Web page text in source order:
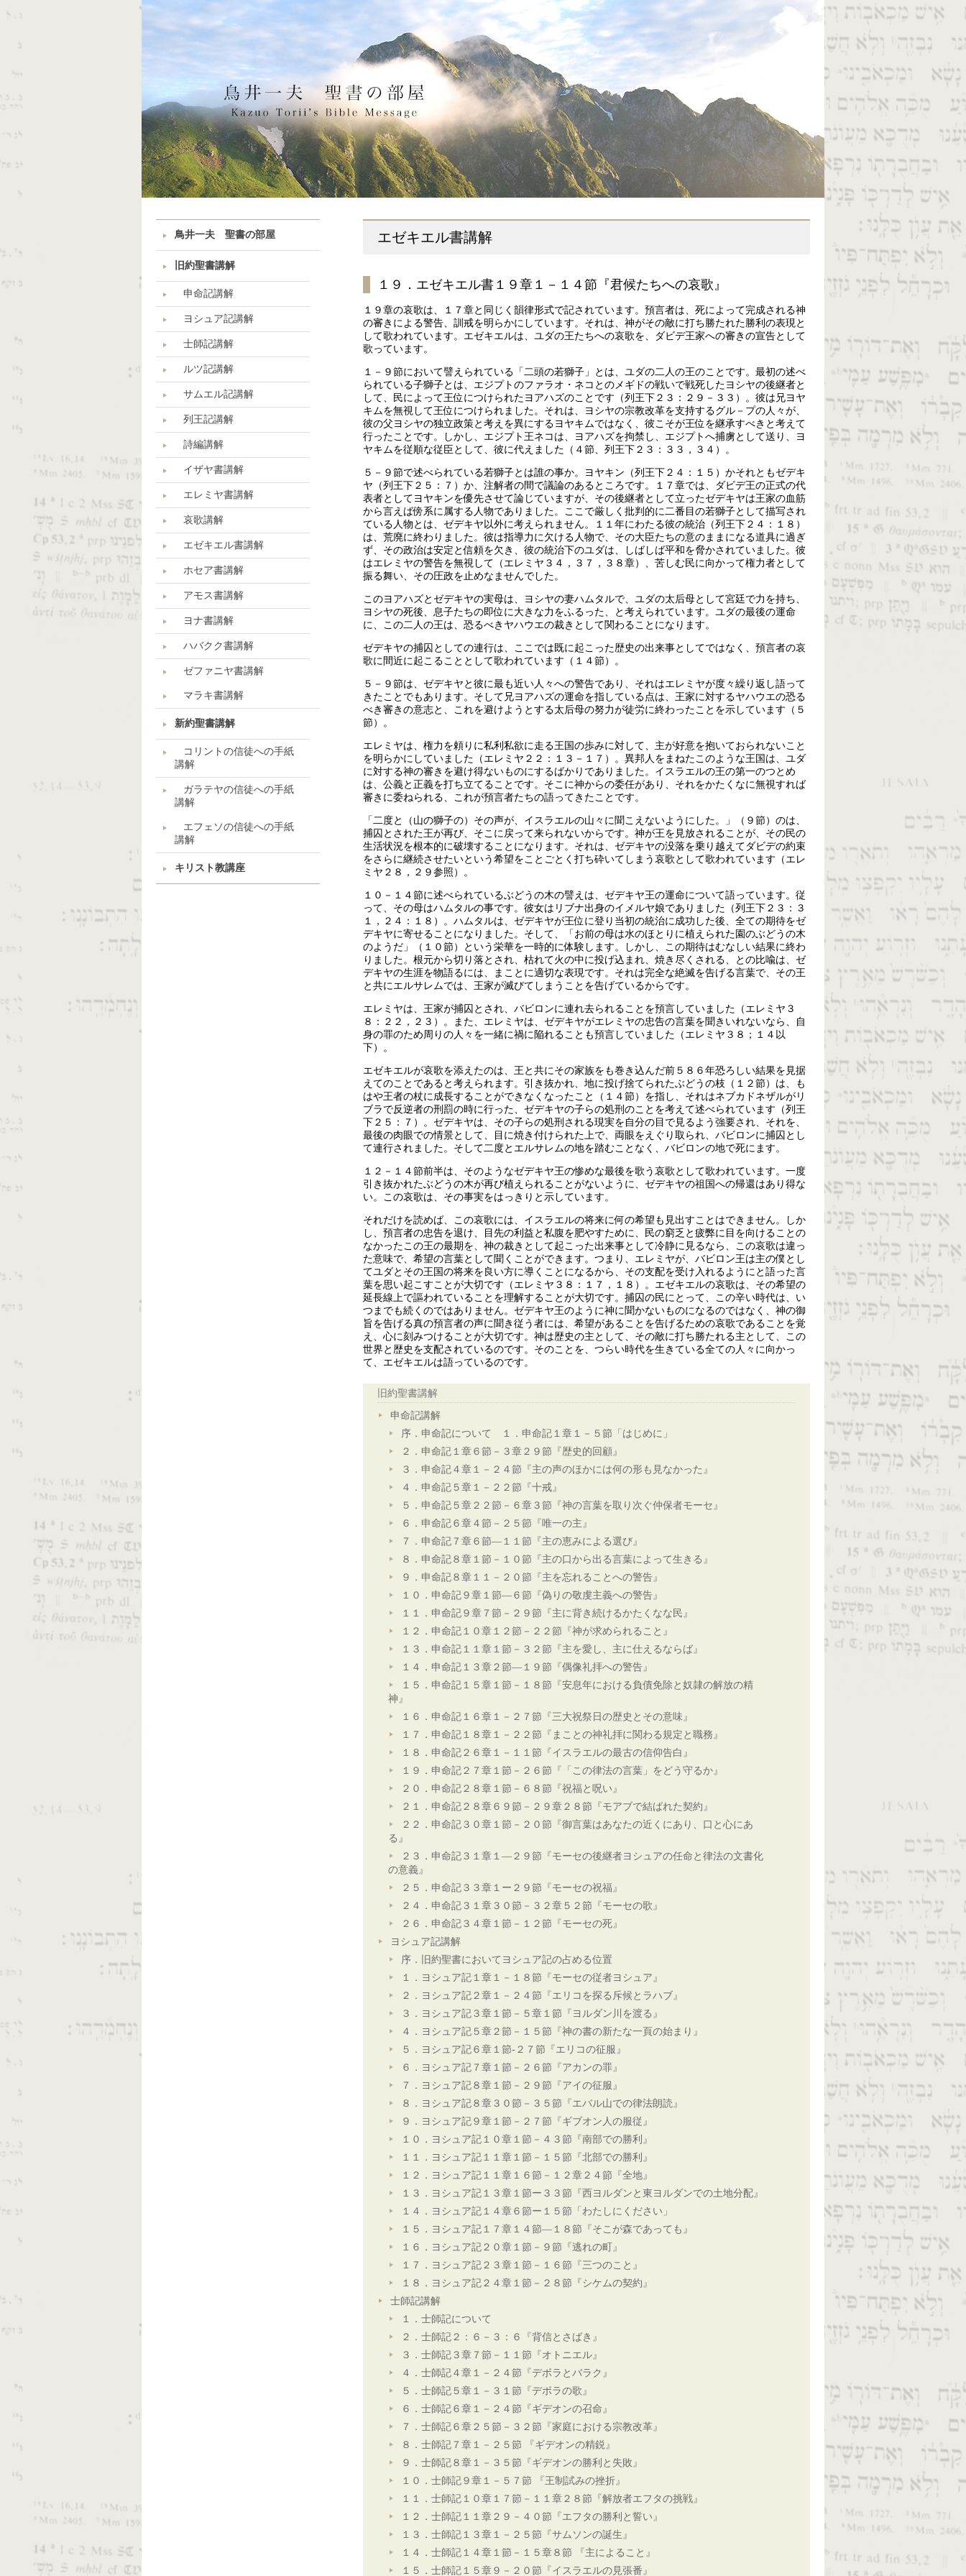
鳥井一夫 聖書の部屋
旧約聖書講解
申命記講解
ヨシュア記講解
士師記講解
ルツ記講解
サムエル記講解
列王記講解
詩編講解
イザヤ書講解
エレミヤ書講解
哀歌講解
エゼキエル書講解
ホセア書講解
アモス書講解
ヨナ書講解
ハバクク書講解
ゼファニヤ書講解
マラキ書講解
新約聖書講解
コリントの信徒への手紙
講解
ガラテヤの信徒への手紙
講解
エフェソの信徒への手紙
講解
キリスト教講座
エゼキエル書講解
１９．エゼキエル書１９章１－１４節『君候たちへの哀歌』
１９章の哀歌は、１７章と同じく韻律形式で記されています。預言者は、死によって完成される神
の審きによる警告、訓戒を明らかにしています。それは、神がその敵に打ち勝たれた勝利の表現と
して歌われています。エゼキエルは、ユダの王たちへの哀歌を、ダビデ王家への審きの宣告として
歌っています。
１－９節において譬えられている「二頭の若獅子」とは、ユダの二人の王のことです。最初の述べ
られている子獅子とは、エジプトのファラオ・ネコとのメギドの戦いで戦死したヨシヤの後継者と
して、民によって王位につけられたヨアハズのことです（列王下２３：２９－３３）。彼は兄ヨヤ
キムを無視して王位につけられました。それは、ヨシヤの宗教改革を支持するグル－プの人々が、
彼の父ヨシヤの独立政策と考えを異にするヨヤキムではなく、彼こそが王位を継承すべきと考えて
行ったことです。しかし、エジプト王ネコは、ヨアハズを拘禁し、エジプトへ捕虜として送り、ヨ
ヤキムを従順な従臣として、彼に代えました（４節、列王下２３：３３，３４）。
５－９節で述べられている若獅子とは誰の事か。ヨヤキン（列王下２４：１５）かそれともゼデキ
ヤ（列王下２５：７）か、注解者の間で議論のあるところです。１７章では、ダビデ王の正式の代
表者としてヨヤキンを優先させて論じていますが、その後継者として立ったゼデキヤは王家の血筋
から言えば傍系に属する人物でありました。ここで厳しく批判的に二番目の若獅子として描写され
ている人物とは、ゼデキヤ以外に考えられません。１１年にわたる彼の統治（列王下２４：１８）
は、荒廃に終わりました。彼は指導力に欠ける人物で、その大臣たちの意のままになる道具に過ぎ
ず、その政治は安定と信頼を欠き、彼の統治下のユダは、しばしば平和を脅かされていました。彼
はエレミヤの警告を無視して（エレミヤ３４，３７，３８章）、苦しむ民に向かって権力者として
振る舞い、その圧政を止めなませんでした。
このヨアハズとゼデキヤの実母は、ヨシヤの妻ハムタルで、ユダの太后母として宮廷で力を持ち、
ヨシヤの死後、息子たちの即位に大きな力をふるった、と考えられています。ユダの最後の運命
に、この二人の王は、恐るべきヤハウエの裁きとして関わることになります。
ゼデキヤの捕囚としての連行は、ここでは既に起こった歴史の出来事としてではなく、預言者の哀
歌に間近に起こることとして歌われています（１４節）。
５－９節は、ゼデキヤと彼に最も近い人々への警告であり、それはエレミヤが度々繰り返し語って
きたことでもあります。そして兄ヨアハズの運命を指している点は、王家に対するヤハウエの恐る
べき審きの意志と、これを避けようとする太后母の努力が徒労に終わったことを示しています（５
節）。
エレミヤは、権力を頼りに私利私欲に走る王国の歩みに対して、主が好意を抱いておられないこと
を明らかにしていました（エレミヤ２２：１３－１７）。異邦人をまねたこのような王国は、ユダ
に対する神の審きを避け得ないものにするばかりでありました。イスラエルの王の第一のつとめ
は、公義と正義を打ち立てることです。そこに神からの委任があり、それをかたくなに無視すれば
審きに委ねられる、これが預言者たちの語ってきたことです。
「二度と（山の獅子の）その声が、イスラエルの山々に聞こえないようにした。」（９節）のは、
捕囚とされた王が再び、そこに戻って来られないからです。神が王を見放されることが、その民の
生活状況を根本的に破壊することになります。それは、ゼデキヤの没落を乗り越えてダビデの約束
をさらに継続させたいという希望をことごとく打ち砕いてしまう哀歌として歌われています（エレ
ミヤ２８，２９参照）。
１０－１４節に述べられているぶどうの木の譬えは、ゼデキヤ王の運命について語っています。従
って、その母はハムタルの事です。彼女はリブナ出身のイメルヤ娘でありました（列王下２３：３
１，２４：１８）。ハムタルは、ゼデキヤが王位に登り当初の統治に成功した後、全ての期待をゼ
デキヤに寄せることになりました。そして、「お前の母は水のほとりに植えられた園のぶどうの木
のようだ」（１０節）という栄華を一時的に体験します。しかし、この期待はむなしい結果に終わ
りました。根元から切り落とされ、枯れて火の中に投げ込まれ、焼き尽くされる、との比喩は、ゼ
デキヤの生涯を物語るには、まことに適切な表現です。それは完全な絶滅を告げる言葉で、その王
と共にエルサレムでは、王家が滅びてしまうことを告げているからです。
エレミヤは、王家が捕囚とされ、バビロンに連れ去られることを預言していました（エレミヤ３
８：２２，２３）。また、エレミヤは、ゼデキヤがエレミヤの忠告の言葉を聞きいれないなら、自
身の罪のため周りの人々を一緒に禍に陥れることも預言していました（エレミヤ３８；１４以
下）。
エゼキエルが哀歌を添えたのは、王と共にその家族をも巻き込んだ前５８６年恐ろしい結果を見据
えてのことであると考えられます。引き抜かれ、地に投げ捨てられたぶどうの枝（１２節）は、も
はや王者の杖に成長することができなくなったこと（１４節）を指し、それはネブカドネザルがリ
ブラで反逆者の刑罰の時に行った、ゼデキヤの子らの処刑のことを考えて述べられています（列王
下２５：７）。ゼデキヤは、その子らの処刑される現実を自分の目で見るよう強要され、それを、
最後の肉眼での情景として、目に焼き付けられた上で、両眼をえぐり取られ、バビロンに捕囚とし
て連行されました。そして二度とエルサレムの地を踏むことなく、バビロンの地で死にます。
１２－１４節前半は、そのようなゼデキヤ王の惨めな最後を歌う哀歌として歌われています。一度
引き抜かれたぶどうの木が再び植えられることがないように、ゼデキヤの祖国への帰還はあり得な
い。この哀歌は、その事実をはっきりと示しています。
それだけを読めば、この哀歌には、イスラエルの将来に何の希望も見出すことはできません。しか
し、預言者の忠告を退け、目先の利益と私腹を肥やすために、民の窮乏と疲弊に目を向けることの
なかったこの王の最期を、神の裁きとして起こった出来事として冷静に見るなら、この哀歌は違っ
た意味で、希望の言葉として聞くことができます。つまり、エレミヤが、バビロン王は主の僕とし
てユダとその王国の将来を良い方に導くことになるから、その支配を受け入れるようにと語った言
葉を思い起こすことが大切です（エレミヤ３８：１７，１８）。エゼキエルの哀歌は、その希望の
延長線上で謳われていることを理解することが大切です。捕囚の民にとって、この辛い時代は、い
つまでも続くのではありません。ゼデキヤ王のように神に聞かないものになるのではなく、神の御
旨を告げる真の預言者の声に聞き従う者には、希望があることを告げるための哀歌であることを覚
え、心に刻みつけることが大切です。神は歴史の主として、その敵に打ち勝たれる主として、この
世界と歴史を支配されているのです。そのことを、つらい時代を生きている全ての人々に向かっ
て、エゼキエルは語っているのです。
旧約聖書講解
申命記講解
序．申命記について １．申命記１章１－５節「はじめに」
２．申命記１章６節－３章２９節『歴史的回顧』
３．申命記４章１－２４節『主の声のほかには何の形も見なかった』
４．申命記５章１－２２節『十戒』
５．申命記５章２２節－６章３節『神の言葉を取り次ぐ仲保者モーセ』
６．申命記６章４節－２５節『唯一の主』
７．申命記７章６節―１１節『主の恵みによる選び』
８．申命記８章１節－１０節『主の口から出る言葉によって生きる』
９．申命記８章１１－２０節『主を忘れることへの警告』
１０．申命記９章１節―６節『偽りの敬虔主義への警告』
１１．申命記９章７節－２９節『主に背き続けるかたくなな民』
１２．申命記１０章１２節－２２節『神が求められること』
１３．申命記１１章１節－３２節『主を愛し、主に仕えるならば』
１４．申命記１３章２節―１９節『偶像礼拝への警告』
１５．申命記１５章１節－１８節『安息年における負債免除と奴隷の解放の精
神』
１６．申命記１６章１－２７節『三大祝祭日の歴史とその意味』
１７．申命記１８章１－２２節『まことの神礼拝に関わる規定と職務』
１８．申命記２６章１－１１節『イスラエルの最古の信仰告白』
１９．申命記２７章１節－２６節『「この律法の言葉」をどう守るか』
２０．申命記２８章１節－６８節『祝福と呪い』
２１．申命記２８章６９節－２９章２８節『モアブで結ばれた契約』
２２．申命記３０章１節－２０節『御言葉はあなたの近くにあり、口と心にあ
る』
２３．申命記３１章１―２９節『モーセの後継者ヨシュアの任命と律法の文書化
の意義』
２５．申命記３３章１ー２９節『モーセの祝福』
２４．申命記３１章３０節－３２章５２節『モーセの歌』
２６．申命記３４章１節－１２節『モーセの死』
ヨシュア記講解
序．旧約聖書においてヨシュア記の占める位置
１．ヨシュア記１章１－１８節『モーセの従者ヨシュア』
２．ヨシュア記２章１－２４節『エリコを探る斥候とラハブ』
３．ヨシュア記３章１節－５章１節『ヨルダン川を渡る』
４．ヨシュア記５章２節－１５節『神の書の新たな一頁の始まり』
５．ヨシュア記６章１節-２７節『エリコの征服』
６．ヨシュア記７章１節－２６節『アカンの罪』
７．ヨシュア記８章１節－２９節『アイの征服』
８．ヨシュア記８章３０節－３５節『エバル山での律法朗読』
９．ヨシュア記９章１節－２７節『ギブオン人の服従』
１０．ヨシュア記１０章１節－４３節『南部での勝利』
１１．ヨシュア記１１章１節－１５節『北部での勝利』
１２．ヨシュア記１１章１６節－１２章２４節『全地』
１３．ヨシュア記１３章１節ー３３節『西ヨルダンと東ヨルダンでの土地分配』
１４．ヨシュア記１４章６節ー１５節「わたしにください」
１５．ヨシュア記１７章１４節―１８節『そこが森であっても』
１６．ヨシュア記２０章１節－９節『逃れの町』
１７．ヨシュア記２３章１節－１６節『三つのこと』
１８．ヨシュア記２４章１節－２８節『シケムの契約』
士師記講解
１．士師記について
２．士師記２：６－３：６『背信とさばき』
３．士師記３章７節－１１節『オトニエル』
４．士師記４章１－２４節『デボラとバラク』
５．士師記５章１－３１節『デボラの歌』
６．士師記６章１－２４節『ギデオンの召命』
７．士師記６章２５節－３２節『家庭における宗教改革』
８．士師記７章１－２５節 『ギデオンの精鋭』
９．士師記８章１－３５節『ギデオンの勝利と失敗』
１０．士師記９章１－５７節 『王制試みの挫折』
１１．士師記１０章１７節－１１章２８節『解放者エフタの挑戦』
１２．士師記１１章２９－４０節『エフタの勝利と誓い』
１３．士師記１３章１－２５節『サムソンの誕生』
１４．士師記１４章１節－１５章８節 『主によること』
１５．士師記１５章９－２０節『イスラエルの見張番』